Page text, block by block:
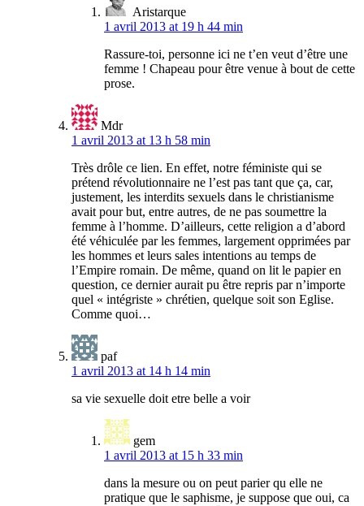
Aristarque
1 avril 2013 at 19 h 44 min
Rassure-toi, personne ici ne t’en veut d’être une
femme ! Chapeau pour être venue à bout de cette
prose.
Mdr
1 avril 2013 at 13 h 58 min
Très drôle ce lien. En effet, notre féministe qui se
prétend révolutionnaire ne l’est pas tant que ça, car,
justement, les interdits sexuels dans le christianisme
avait pour but, entre autres, de ne pas soumettre la
femme à l’homme. D’ailleurs, cette religion a d’abord
été véhiculée par les femmes, largement opprimées par
les hommes et leurs sales intentions au temps de
l’Empire romain. De même, quand on lit le papier en
question, ce dernier aurait pu être repris par n’importe
quel « intégriste » chrétien, quelque soit son Eglise.
Comme quoi…
paf
1 avril 2013 at 14 h 14 min
sa vie sexuelle doit etre belle a voir
gem
1 avril 2013 at 15 h 33 min
dans la mesure ou on peut parier qu elle ne
pratique que le saphisme, je suppose que oui, ca